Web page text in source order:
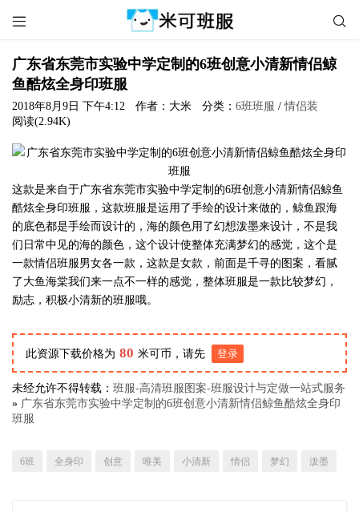
 
广东省东莞市实验中学定制的6班创意小清新情侣鲸
鱼酷炫全身印班服
2018年8月9日 下午4:12 作者：大米 分类： 6班班服 /情侣装
阅读(2.94K)
这款是来自于广东省东莞市实验中学定制的6班创意小清新情侣鲸鱼
酷炫全身印班服，这款班服是运用了手绘的设计来做的，鲸鱼跟海
的底色都是手绘而设计的，海的颜色用了幻想泼墨来设计，不是我
们日常中见的海的颜色，这个设计使整体充满梦幻的感觉，这个是
一款情侣班服男女各一款，这款是女款，前面是千寻的图案，看腻
了大鱼海棠我们来一点不一样的感觉，整体班服是一款比较梦幻，
励志，积极小清新的班服哦。
此资源下载价格为 80 米可币，请先 登录
未经允许不得转载： 班服-高清班服图案-班服设计与定做一站式服务
» 广东省东莞市实验中学定制的6班创意小清新情侣鲸鱼酷炫全身印
班服
6班 全身印 创意 唯美 小清新 情侣 梦幻 泼墨